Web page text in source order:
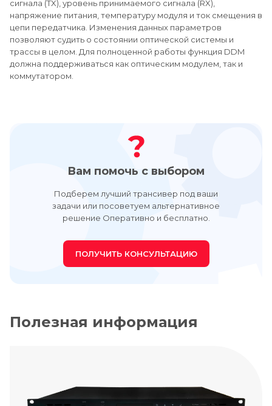
сигнала (TX), уровень принимаемого сигнала (RX),
напряжение питания, температуру модуля и ток смещения в
цепи передатчика. Изменения данных параметров
позволяют судить о состоянии оптической системы и
трассы в целом. Для полноценной работы функция DDM
должна поддерживаться как оптическим модулем, так и
коммутатором.
Вам помочь с выбором
Подберем лучший трансивер под ваши
задачи или посоветуем альтернативное
решение Оперативно и бесплатно.
ПОЛУЧИТЬ КОНСУЛЬТАЦИЮ
Полезная информация